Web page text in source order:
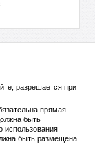
разрешается при
прямая
быть
использования
быть размещена